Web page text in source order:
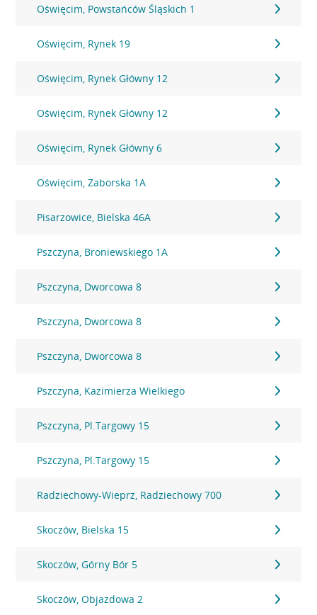
Oświęcim, Powstańców Śląskich 1
Oświęcim, Rynek 19
Oświęcim, Rynek Główny 12
Oświęcim, Rynek Główny 12
Oświęcim, Rynek Główny 6
Oświęcim, Zaborska 1A
Pisarzowice, Bielska 46A
Pszczyna, Broniewskiego 1A
Pszczyna, Dworcowa 8
Pszczyna, Dworcowa 8
Pszczyna, Dworcowa 8
Pszczyna, Kazimierza Wielkiego
Pszczyna, Pl.Targowy 15
Pszczyna, Pl.Targowy 15
Radziechowy-Wieprz, Radziechowy 700
Skoczów, Bielska 15
Skoczów, Górny Bór 5
Skoczów, Objazdowa 2